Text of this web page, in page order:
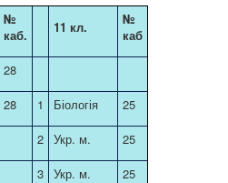
№
каб.
11 кл.
№
каб
28
28 1 Біологія
25
2 Укр. м.
25
3 Укр. м.
25